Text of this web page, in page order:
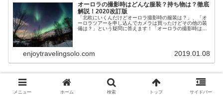
オーロラの撮影時はどんな服装？持ち物は？徹底
解説！2020改訂版
「北欧にいくんだけどオーロラ撮影時の服装は？」、「オ
ーロラツアーを申し込んでカメラは買ったけどその他の装
備は？」という疑問に答えます！「オーロラの撮影時はど
enjoytravelingsolo.com 2019.01.08
メニュー ホーム 検索 トップ サイドバー